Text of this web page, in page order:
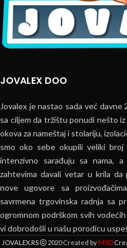
JOVALEX DOO
Jovalex je nastao sada već
sa ciljem da tržištu ponudi nešto
okova za nameštaj i stolariju,
smo oko sebe okupili veliki
intenzivno sarađuju sa nama,
zahtevima davali vetar u krila
nove ugovore sa
savrmena trgovinska radnja sa
ogromnom podrškom svih
vi dobrodošli u našu porodicu
JOVALEX.RS 2020 Created byMSD